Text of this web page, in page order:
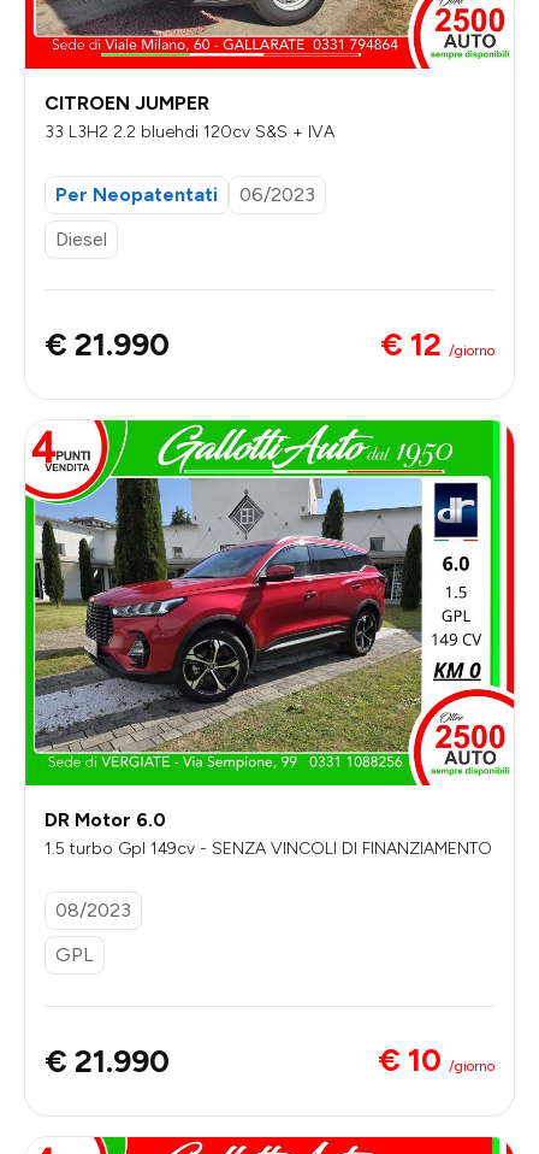
CITROEN JUMPER
33 L3H2 2.2 bluehdi 120cv S&S + IVA
Per Neopatentati
06/2023
Diesel
€ 21.990 € 12 /giorno
DR Motor 6.0
1.5 turbo Gpl 149cv - SENZA VINCOLI DI FINANZIAMENTO
08/2023
GPL
€ 21.990 € 10 /giorno